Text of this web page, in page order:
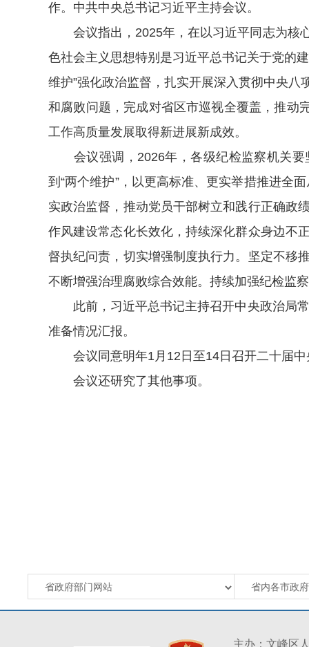
作。中共中央总书记习近平主持会议。
会议指出，2025年，在以习近平同志为核心
色社会主义思想特别是习近平总书记关于党的
维护”强化政治监督，扎实开展深入贯彻中央
和腐败问题，完成对省区市巡视全覆盖，推动
工作高质量发展取得新进展新成效。
会议强调，2026年，各级纪检监察机关要
到“两个维护”，以更高标准、更实举措推进全
实政治监督，推动党员干部树立和践行正确政
作风建设常态化长效化，持续深化群众身边不
督执纪问责，切实增强制度执行力。坚定不移
不断增强治理腐败综合效能。持续加强纪检监
此前，习近平总书记主持召开中央政治局常
准备情况汇报。
会议同意明年1月12日至14日召开二十届中
会议还研究了其他事项。
主办：文峰区